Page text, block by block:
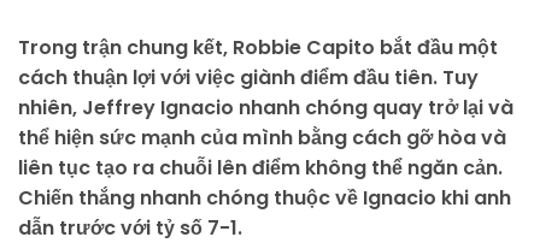
Trong trận chung kết, Robbie Capito bắt đầu một
cách thuận lợi với việc giành điểm đầu tiên. Tuy
nhiên, Jeffrey Ignacio nhanh chóng quay trở lại và
thể hiện sức mạnh của mình bằng cách gỡ hòa và
liên tục tạo ra chuỗi lên điểm không thể ngăn cản.
Chiến thắng nhanh chóng thuộc về Ignacio khi anh
dẫn trước với tỷ số 7-1.